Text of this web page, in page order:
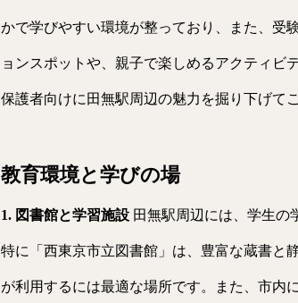
かで学びやすい環境が整っており、また、受
ョンスポットや、親子で楽しめるアクティビ
保護者向けに田無駅周辺の魅力を掘り下げて
教育環境と学びの場
1. 図書館と学習施設 田無駅周辺には、学生の
特に「西東京市立図書館」は、豊富な蔵書と
が利用するには最適な場所です。また、市内